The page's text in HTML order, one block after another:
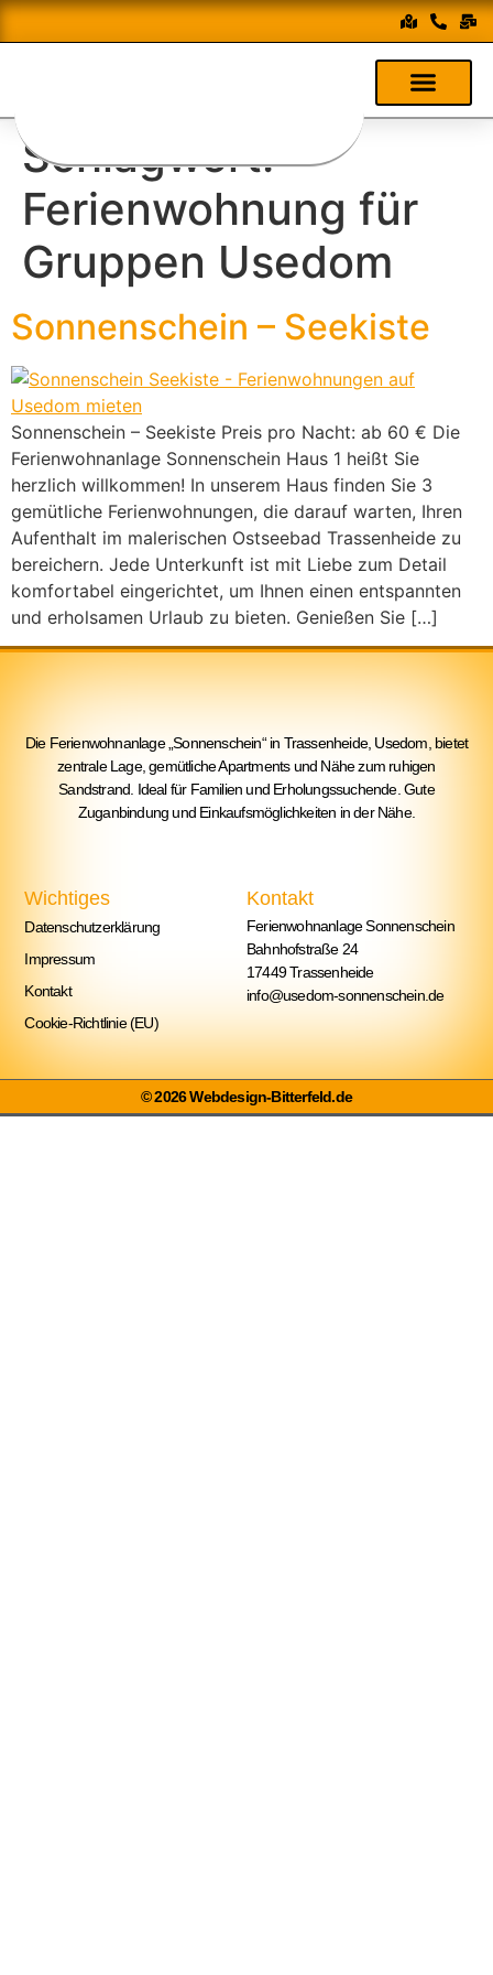
Schlagwort:
Ferienwohnung für
Gruppen Usedom
Sonnenschein – Seekiste
Sonnenschein – Seekiste Preis pro Nacht: ab 60 € Die
Ferienwohnanlage Sonnenschein Haus 1 heißt Sie
herzlich willkommen! In unserem Haus finden Sie 3
gemütliche Ferienwohnungen, die darauf warten, Ihren
Aufenthalt im malerischen Ostseebad Trassenheide zu
bereichern. Jede Unterkunft ist mit Liebe zum Detail
komfortabel eingerichtet, um Ihnen einen entspannten
und erholsamen Urlaub zu bieten. Genießen Sie […]
Die Ferienwohnanlage „Sonnenschein“ in Trassenheide, Usedom, bietet
zentrale Lage, gemütliche Apartments und Nähe zum ruhigen
Sandstrand. Ideal für Familien und Erholungssuchende. Gute
Zuganbindung und Einkaufsmöglichkeiten in der Nähe.
Wichtiges
Datenschutzerklärung
Impressum
Kontakt
Cookie-Richtlinie (EU)
Kontakt
Ferienwohnanlage Sonnenschein
Bahnhofstraße 24
17449 Trassenheide
info@usedom-sonnenschein.de
© 2026 Webdesign-Bitterfeld.de